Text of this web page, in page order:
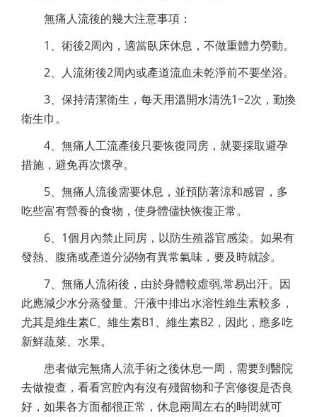
無痛人流後的幾大注意事項：
1、術後2周內，適當臥床休息，不做重體力勞動。
2、人流術後2周內或產道流血未乾淨前不要坐浴。
3、保持清潔衛生，每天用溫開水清洗1~2次，勤換
衛生巾。
4、無痛人工流產後只要恢復同房，就要採取避孕
措施，避免再次懷孕。
5、無痛人流後需要休息，並預防著涼和感冒，多
吃些富有營養的食物，使身體儘快恢復正常。
6、1個月內禁止同房，以防生殖器官感染。如果有
發熱、腹痛或產道分泌物有異常氣味，要及時就診。
7、無痛人流術後，由於身體較虛弱,常易出汗。因
此應減少水分蒸發量。汗液中排出水溶性維生素較多，
尤其是維生素C、維生素B1、維生素B2，因此，應多吃
新鮮蔬菜、水果。
患者做完無痛人流手術之後休息一周，需要到醫院
去做複查，看看宮腔內有沒有殘留物和子宮修復是否良
好，如果各方面都很正常，休息兩周左右的時間就可